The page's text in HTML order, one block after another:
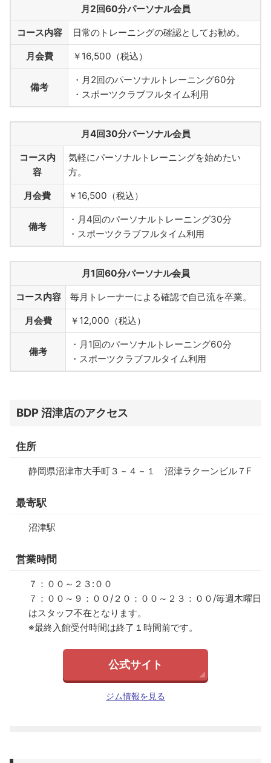
月2回60分パーソナル会員
コース内容 日常のトレーニングの確認としてお勧め。
月会費 ￥16,500（税込）
備考
・月2回のパーソナルトレーニング60分
・スポーツクラブフルタイム利用
月4回30分パーソナル会員
コース内
容
気軽にパーソナルトレーニングを始めたい
方。
月会費 ￥16,500（税込）
備考
・月4回のパーソナルトレーニング30分
・スポーツクラブフルタイム利用
月1回60分パーソナル会員
コース内容 毎月トレーナーによる確認で自己流を卒業。
月会費 ￥12,000（税込）
備考
・月1回のパーソナルトレーニング60分
・スポーツクラブフルタイム利用
BDP 沼津店のアクセス
住所
静岡県沼津市大手町３－４－１ 沼津ラクーンビル７F
最寄駅
沼津駅
営業時間
７：００～２３:００
７：００～９：００/２０：００～２３：００/毎週木曜日
はスタッフ不在となります。
※最終入館受付時間は終了１時間前です。
公式サイト
ジム情報を見る